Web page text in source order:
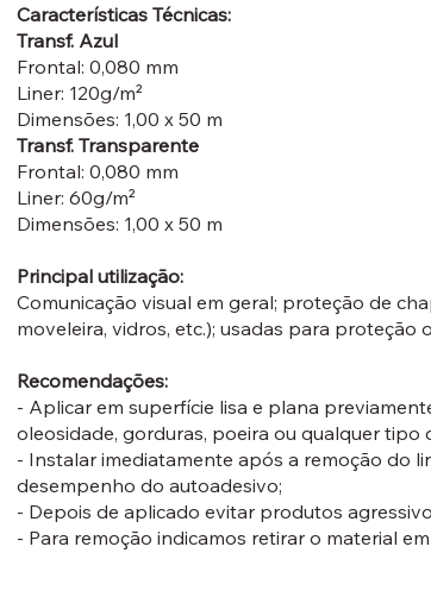
Características Técnicas:
Transf. Azul
Frontal: 0,080 mm
Liner: 120g/m²
Dimensões: 1,00 x 50 m
Transf. Transparente
Frontal: 0,080 mm
Liner: 60g/m²
Dimensões: 1,00 x 50 m
Principal utilização:
Comunicação visual em geral; proteção de
moveleira, vidros, etc.); usadas para proteção
Recomendações:
- Aplicar em superfície lisa e plana
oleosidade, gorduras, poeira ou qualquer
- Instalar imediatamente após a remoção do
desempenho do autoadesivo;
- Depois de aplicado evitar produtos
- Para remoção indicamos retirar o material